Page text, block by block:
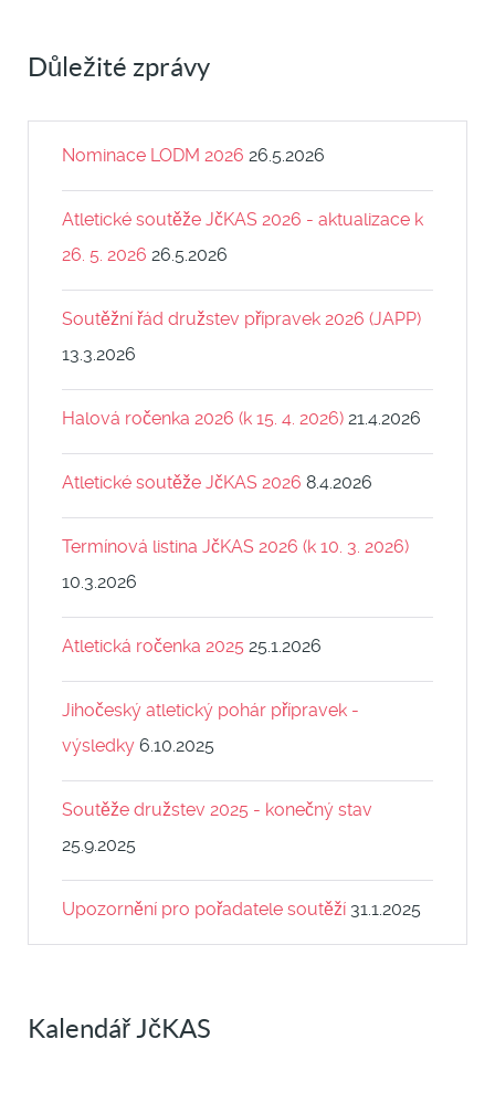
Důležité zprávy
Nominace LODM 2026 26.5.2026
Atletické soutěže JčKAS 2026 - aktualizace k
26. 5. 2026 26.5.2026
Soutěžní řád družstev přípravek 2026 (JAPP)
13.3.2026
Halová ročenka 2026 (k 15. 4. 2026) 21.4.2026
Atletické soutěže JčKAS 2026 8.4.2026
Termínová listina JčKAS 2026 (k 10. 3. 2026)
10.3.2026
Atletická ročenka 2025 25.1.2026
Jihočeský atletický pohár přípravek -
výsledky 6.10.2025
Soutěže družstev 2025 - konečný stav
25.9.2025
Upozornění pro pořadatele soutěží 31.1.2025
Kalendář JčKAS